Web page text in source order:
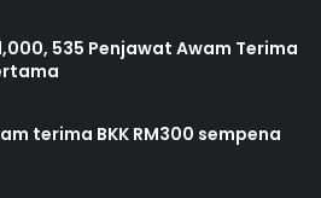
535 Penjawat Awam Terima
terima BKK RM300 sempena